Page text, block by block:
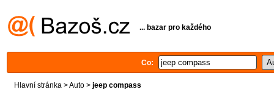
... bazar pro každého
Co:
Hlavní stránka >Auto > jeep compass